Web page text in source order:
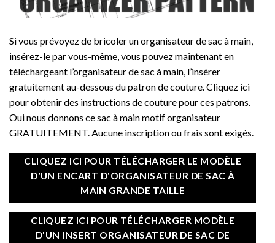
Si vous prévoyez de bricoler un organisateur de sac à main,
insérez-le par vous-même, vous pouvez maintenant en
téléchargeant l’organisateur de sac à main, l’insérer
gratuitement au-dessous du patron de couture. Cliquez ici
pour obtenir des instructions de couture pour ces patrons.
Oui nous donnons ce sac à main motif organisateur
GRATUITEMENT. Aucune inscription ou frais sont exigés.
CLIQUEZ ICI POUR TÉLÉCHARGER LE MODÈLE
D'UN ENCART D'ORGANISATEUR DE SAC À
MAIN GRANDE TAILLE
CLIQUEZ ICI POUR TÉLÉCHARGER MODÈLE
D'UN INSERT ORGANISATEUR DE SAC DE